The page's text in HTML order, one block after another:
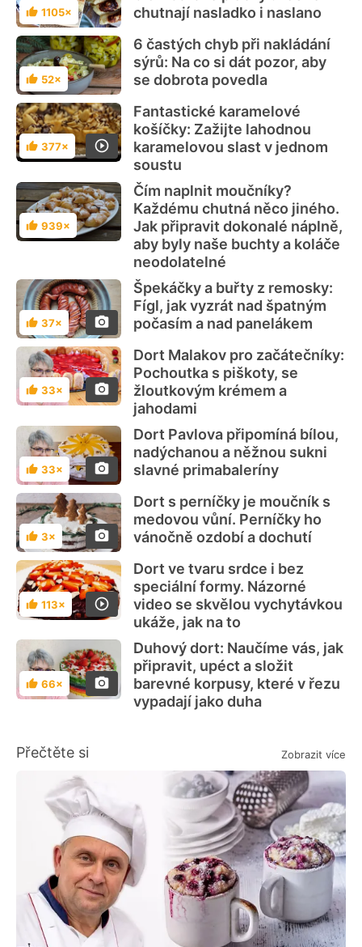
Hodnocení
1105×
chutnají nasladko i naslano
Hodnocení
52×
6 častých chyb při nakládání
sýrů: Na co si dát pozor, aby
se dobrota povedla
Hodnocení
377×
Fantastické karamelové
košíčky: Zažijte lahodnou
karamelovou slast v jednom
soustu
Hodnocení
939×
Čím naplnit moučníky?
Každému chutná něco jiného.
Jak připravit dokonalé náplně,
aby byly naše buchty a koláče
neodolatelné
Hodnocení
37×
Špekáčky a buřty z remosky:
Fígl, jak vyzrát nad špatným
počasím a nad panelákem
Hodnocení
33×
Dort Malakov pro začátečníky:
Pochoutka s piškoty, se
žloutkovým krémem a
jahodami
Hodnocení
33×
Dort Pavlova připomíná bílou,
nadýchanou a něžnou sukni
slavné primabaleríny
Hodnocení
3×
Dort s perníčky je moučník s
medovou vůní. Perníčky ho
vánočně ozdobí a dochutí
Hodnocení
113×
Dort ve tvaru srdce i bez
speciální formy. Názorné
video se skvělou vychytávkou
ukáže, jak na to
Hodnocení
66×
Duhový dort: Naučíme vás, jak
připravit, upéct a složit
barevné korpusy, které v řezu
vypadají jako duha
Přečtěte si Zobrazit více